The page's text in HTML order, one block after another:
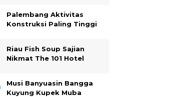
Palembang Aktivitas
Konstruksi Paling Tinggi
Riau Fish Soup Sajian
Nikmat The 101 Hotel
Musi Banyuasin Bangga
Kuyung Kupek Muba